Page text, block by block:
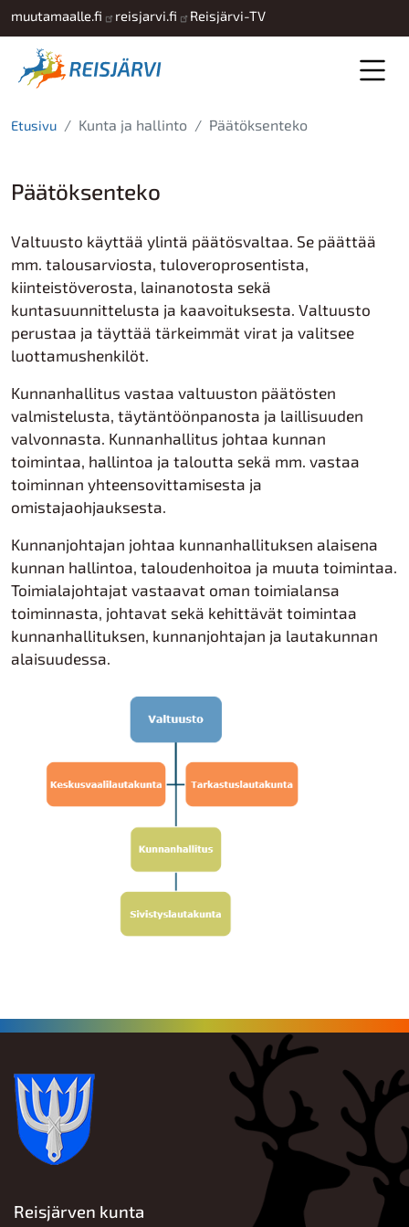
Hyppää pääsisältöön
muutamaalle.fi reisjarvi.fi Reisjärvi-TV
Etusivu Kunta ja hallinto Päätöksenteko
Päätöksenteko
Valtuusto käyttää ylintä päätösvaltaa. Se päättää
mm. talousarviosta, tuloveroprosentista,
kiinteistöverosta, lainanotosta sekä
kuntasuunnittelusta ja kaavoituksesta. Valtuusto
perustaa ja täyttää tärkeimmät virat ja valitsee
luottamushenkilöt.
Kunnanhallitus vastaa valtuuston päätösten
valmistelusta, täytäntöönpanosta ja laillisuuden
valvonnasta. Kunnanhallitus johtaa kunnan
toimintaa, hallintoa ja taloutta sekä mm. vastaa
toiminnan yhteensovittamisesta ja
omistajaohjauksesta.
Kunnanjohtajan johtaa kunnanhallituksen alaisena
kunnan hallintoa, taloudenhoitoa ja muuta toimintaa.
Toimialajohtajat vastaavat oman toimialansa
toiminnasta, johtavat sekä kehittävät toimintaa
kunnanhallituksen, kunnanjohtajan ja lautakunnan
alaisuudessa.
Reisjärven kunta